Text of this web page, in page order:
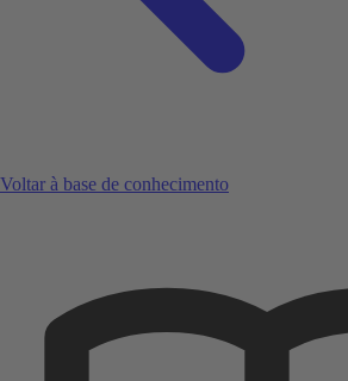
Voltar à base de conhecimento